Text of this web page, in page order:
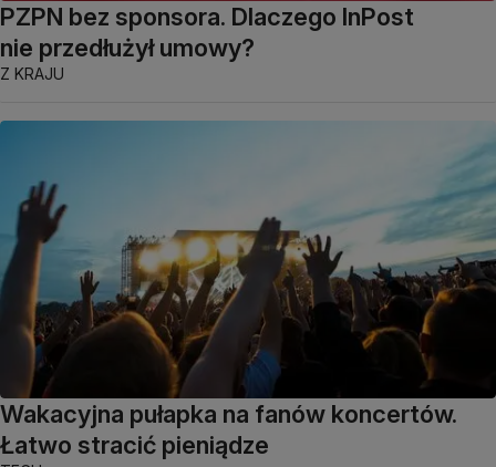
PZPN bez sponsora. Dlaczego InPost
nie przedłużył umowy?
Z KRAJU
Wakacyjna pułapka na fanów koncertów.
Łatwo stracić pieniądze